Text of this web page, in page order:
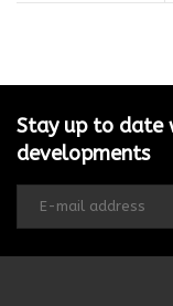
Stay up to date
developments